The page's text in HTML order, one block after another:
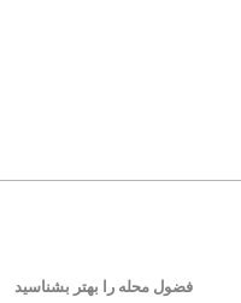
فضول محله را بهتر بشناسید